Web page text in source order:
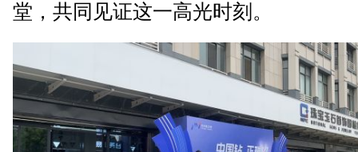
堂，共同见证这一高光时刻。